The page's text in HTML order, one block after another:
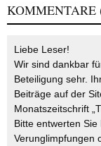
KOMMENTARE
Liebe Leser!
Wir sind dankbar
Beteiligung sehr.
Beiträge auf der
Monatszeitschrift
Bitte entwerten Sie
Verunglimpfungen